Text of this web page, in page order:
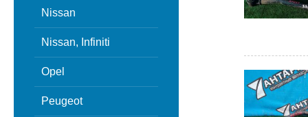
Nissan
Nissan, Infiniti
Opel
Peugeot